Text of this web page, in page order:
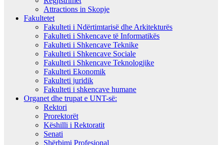
Attractions in Skopje
Fakultetet
Fakulteti i Ndërtimtarisë dhe Arkitekturës
Fakulteti i Shkencave të Informatikës
Fakulteti i Shkencave Teknike
Fakulteti i Shkencave Sociale
Fakulteti i Shkencave Teknologjike
Fakulteti Ekonomik
Fakulteti juridik
Fakulteti i shkencave humane
Organet dhe trupat e UNT-së:
Rektori
Prorektorët
Këshilli i Rektoratit
Senati
Shërbimi Profesional